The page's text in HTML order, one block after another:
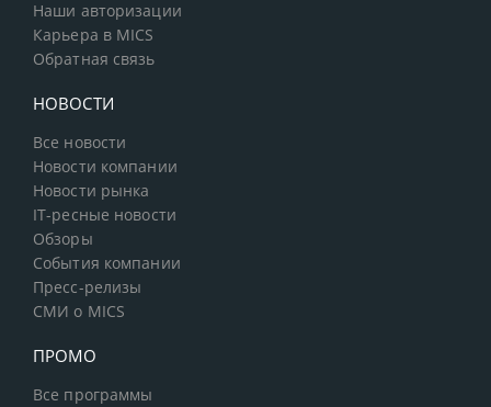
Наши авторизации
Карьера в MICS
Обратная связь
НОВОСТИ
Все новости
Новости компании
Новости рынка
IT-ресные новости
Обзоры
События компании
Пресс-релизы
СМИ о MICS
ПРОМО
Все программы